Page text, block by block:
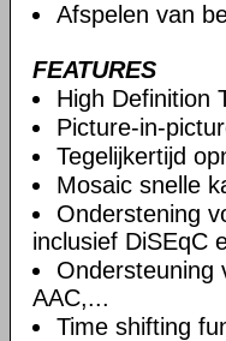
Afspelen van
FEATURES
High Definition
Picture-in-
Tegelijkertijd
Mosaic snelle
Onderstening
inclusief DiSEqC
Ondersteuning
AAC,...
Time shifting